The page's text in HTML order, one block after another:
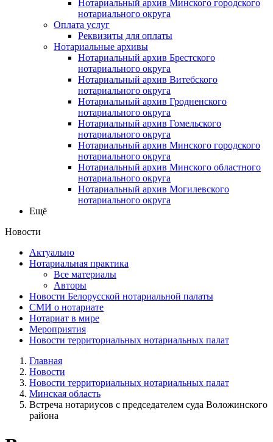
Нотариальный архив Минского городского
нотариального округа
Оплата услуг
Реквизиты для оплаты
Нотариальные архивы
Нотариальный архив Брестского
нотариального округа
Нотариальный архив Витебского
нотариального округа
Нотариальный архив Гродненского
нотариального округа
Нотариальный архив Гомельского
нотариального округа
Нотариальный архив Минского городского
нотариального округа
Нотариальный архив Минского областного
нотариального округа
Нотариальный архив Могилевского
нотариального округа
Ещё
Новости
Актуально
Нотариальная практика
Все материалы
Авторы
Новости Белорусской нотариальной палаты
СМИ о нотариате
Нотариат в мире
Мероприятия
Новости территориальных нотариальных палат
Главная
Новости
Новости территориальных нотариальных палат
Минская область
Встреча нотариусов с председателем суда Воложинского
района